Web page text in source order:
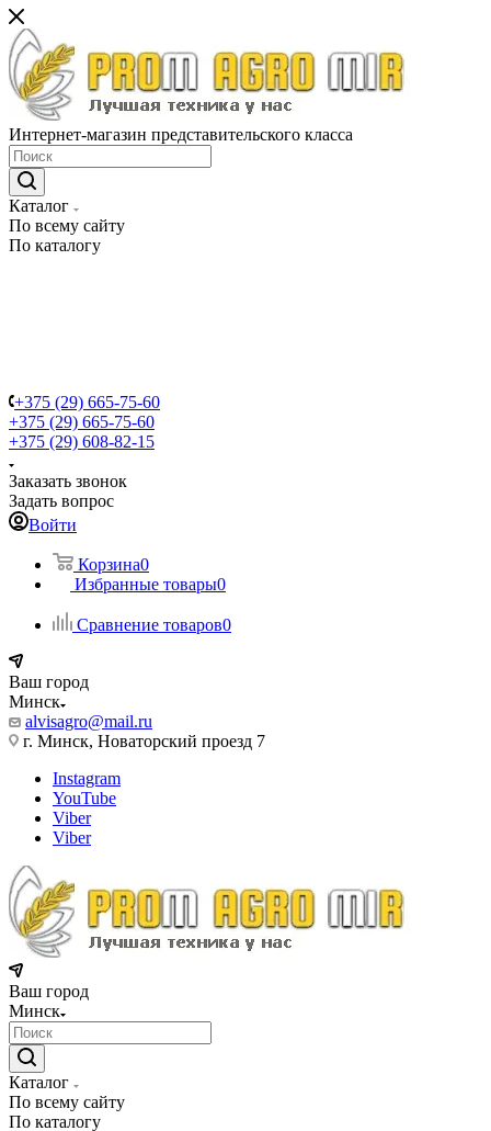
Интернет-магазин представительского класса
Каталог
По всему сайту
По каталогу
+375 (29) 665-75-60
+375 (29) 665-75-60
+375 (29) 608-82-15
Заказать звонок
Задать вопрос
Войти
Корзина0
Избранные товары0
Сравнение товаров0
Ваш город
Минск
alvisagro@mail.ru
г. Минск, Новаторский проезд 7
Instagram
YouTube
Viber
Viber
Ваш город
Минск
Каталог
По всему сайту
По каталогу